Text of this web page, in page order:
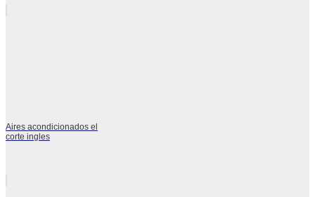
Aires acondicionados el
corte ingles